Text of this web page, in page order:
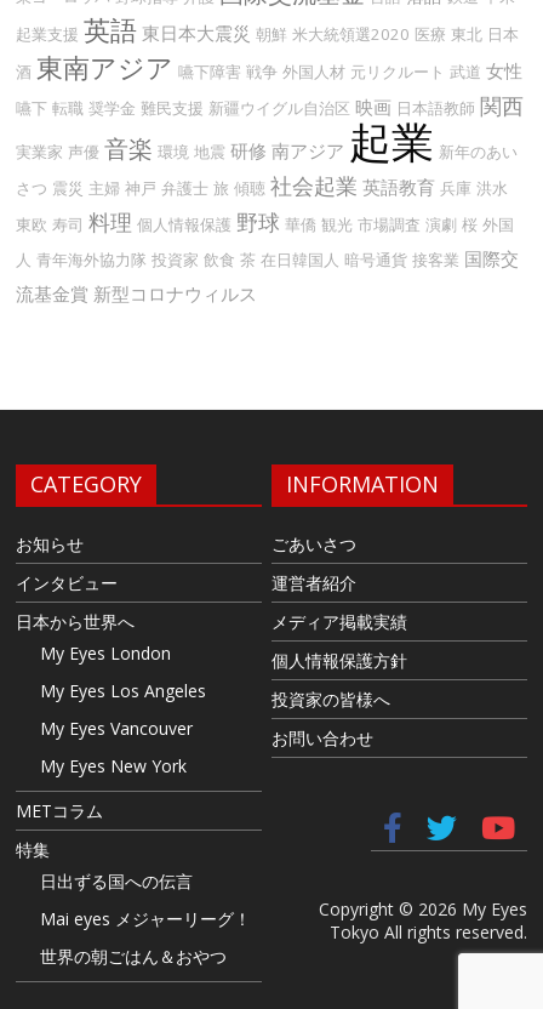
起業支援 英語 東日本大震災 朝鮮 米大統領選2020 医療 東北 日本
酒 東南アジア 嚥下障害 戦争 外国人材 元リクルート 武道 女性
嚥下 転職 奨学金 難民支援 新疆ウイグル自治区 映画 日本語教師 関西
実業家 声優 音楽 環境 地震 研修 南アジア 起業 新年のあい
さつ 震災 主婦 神戸 弁護士 旅 傾聴 社会起業 英語教育 兵庫 洪水
東欧 寿司 料理 個人情報保護 野球 華僑 観光 市場調査 演劇 桜 外国
人 青年海外協力隊 投資家 飲食 茶 在日韓国人 暗号通貨 接客業 国際交
流基金賞 新型コロナウィルス
CATEGORY
お知らせ
インタビュー
日本から世界へ
My Eyes London
My Eyes Los Angeles
My Eyes Vancouver
My Eyes New York
METコラム
特集
日出ずる国への伝言
Mai eyes メジャーリーグ！
世界の朝ごはん＆おやつ
INFORMATION
ごあいさつ
運営者紹介
メディア掲載実績
個人情報保護方針
投資家の皆様へ
お問い合わせ
Copyright © 2026 My Eyes
Tokyo All rights reserved.